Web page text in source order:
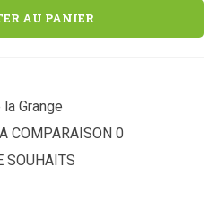
AU PANIER
Grange
COMPARAISON 0
SOUHAITS